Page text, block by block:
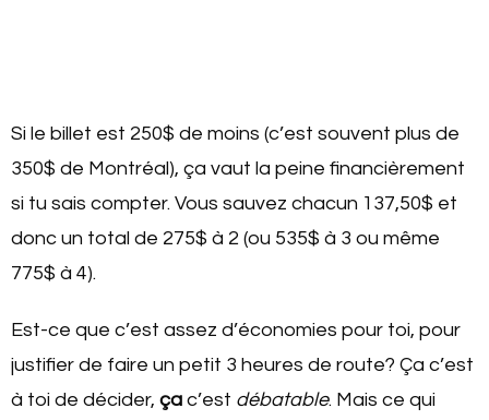
Si le billet est 250$ de moins (c’est souvent plus de
350$ de Montréal), ça vaut la peine financièrement
si tu sais compter. Vous sauvez chacun 137,50$ et
donc un total de 275$ à 2 (ou 535$ à 3 ou même
775$ à 4).
Est-ce que c’est assez d’économies pour toi, pour
justifier de faire un petit 3 heures de route? Ça c’est
à toi de décider, ça c’est débatable. Mais ce qui